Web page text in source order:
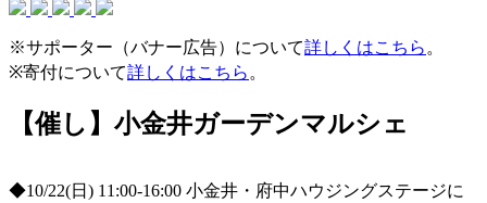
※サポーター（バナー広告）について詳しくはこちら 。
※寄付について詳しくはこちら 。
【催し】小金井ガーデンマルシェ
◆10/22(日) 11:00-16:00 小金井・府中ハウジングステージに